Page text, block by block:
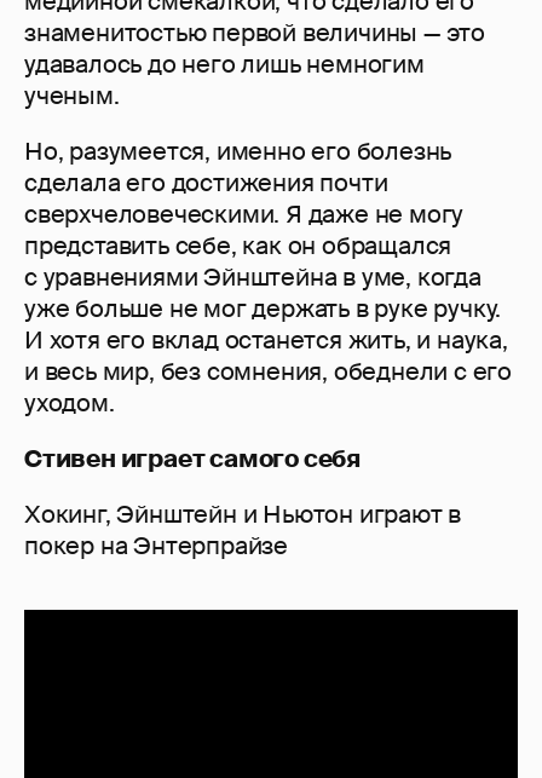
знаменитостью первой величины — это
удавалось до него лишь немногим
ученым.
Но, разумеется, именно его болезнь
сделала его достижения почти
сверхчеловеческими. Я даже не могу
представить себе, как он обращался
с уравнениями Эйнштейна в уме, когда
уже больше не мог держать в руке ручку.
И хотя его вклад останется жить, и наука,
и весь мир, без сомнения, обеднели с его
уходом.
Стивен играет самого себя
Хокинг, Эйнштейн и Ньютон играют в
покер на Энтерпрайзе